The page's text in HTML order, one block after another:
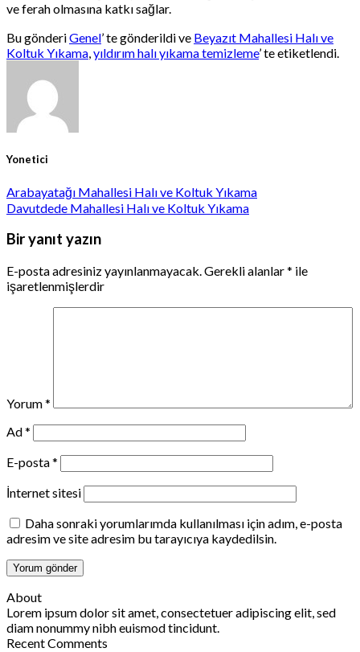
ve ferah olmasına katkı sağlar.
Bu gönderiGenel’ te gönderildi ve Beyazıt Mahallesi Halı ve
Koltuk Yıkama,yıldırım halı yıkama temizleme’ te etiketlendi.
Yonetici
Arabayatağı Mahallesi Halı ve Koltuk Yıkama
Davutdede Mahallesi Halı ve Koltuk Yıkama
Bir yanıt yazın
E-posta adresiniz yayınlanmayacak.Gerekli alanlar* ile
işaretlenmişlerdir
Yorum*
Ad*
E-posta*
İnternet sitesi
Daha sonraki yorumlarımda kullanılması için adım, e-posta
adresim ve site adresim bu tarayıcıya kaydedilsin.
About
Lorem ipsum dolor sit amet, consectetuer adipiscing elit, sed
diam nonummy nibh euismod tincidunt.
Recent Comments